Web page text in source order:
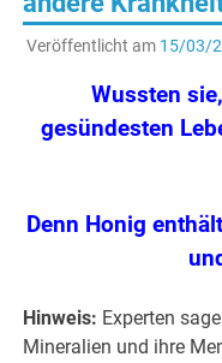
Veröffentlicht am 15/03/
Wussten
gesündesten
Denn Honig
Hinweis: Experten
Mineralien und ihre